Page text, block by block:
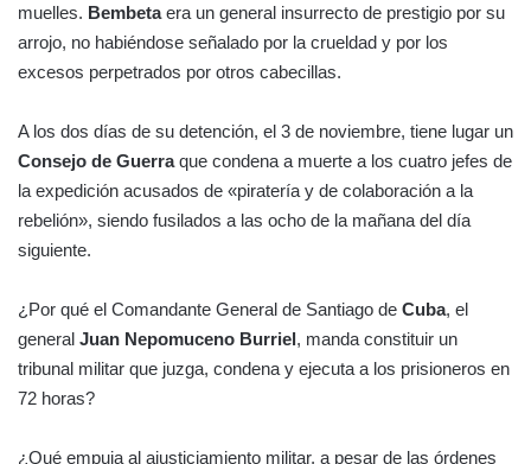
muelles. Bembetaera un general insurrecto de prestigio por su
arrojo, no habiéndose señalado por la crueldad y por los
excesos perpetrados por otros cabecillas.
A los dos días de su detención, el 3 de noviembre, tiene lugar un
Consejo de Guerraque condena a muerte a los cuatro jefes de
la expedición acusados de «piratería y de colaboración a la
rebelión», siendo fusilados a las ocho de la mañana del día
siguiente.
¿Por qué el Comandante General de Santiago de Cuba, el
general Juan Nepomuceno Burriel, manda constituir un
tribunal militar que juzga, condena y ejecuta a los prisioneros en
72 horas?
¿Qué empuja al ajusticiamiento militar, a pesar de las órdenes